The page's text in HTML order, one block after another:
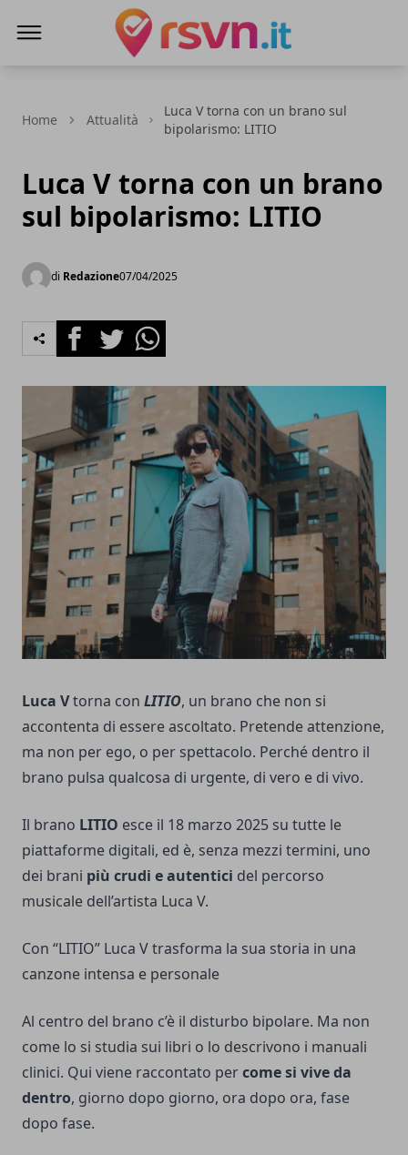
Home Attualità
Luca V torna con un brano sul
bipolarismo: LITIO
Luca V torna con un brano
sul bipolarismo: LITIO
di Redazione07/04/2025
FacebookTwitterWhatsapp
Luca Vtorna con LITIO, un brano che non si
accontenta di essere ascoltato. Pretende attenzione,
ma non per ego, o per spettacolo. Perché dentro il
brano pulsa qualcosa di urgente, di vero e di vivo.
Il brano LITIO esce il 18 marzo 2025 su tutte le
piattaforme digitali, ed è, senza mezzi termini, uno
dei brani più crudi e autentici del percorso
musicale dell’artista Luca V.
Con “LITIO” Luca V trasforma la sua storia in una
canzone intensa e personale
Al centro del brano c’è il disturbo bipolare. Ma non
come lo si studia sui libri o lo descrivono i manuali
clinici. Qui viene raccontato percome si vive da
dentro, giorno dopo giorno, ora dopo ora, fase
dopo fase.